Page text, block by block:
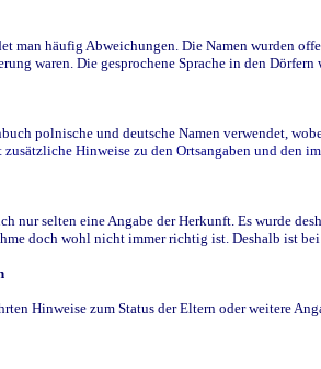
man häufig Abweichungen. Die Namen wurden
waren. Die gesprochene Sprache in den
polnische und deutsche Namen verwendet,
zusätzliche Hinweise zu den Ortsangaben und den
nur selten eine Angabe der Herkunft. Es wurde
doch wohl nicht immer richtig ist. Deshalb ist
Hinweise zum Status der Eltern oder weitere